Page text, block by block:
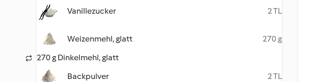
Vanillezucker 2 TL
Weizenmehl, glatt
270 g
270 g Dinkelmehl, glatt
Backpulver
2 TL